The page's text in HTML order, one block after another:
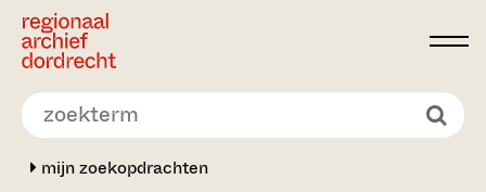
Ga direct naar de inhoud
mijn zoekopdrachten